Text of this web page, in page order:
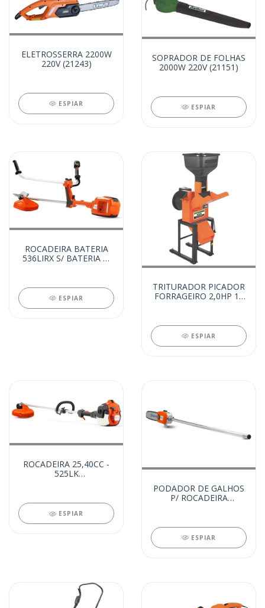
ELETROSSERRA 2200W
220V (21243)
ESPIAR
SOPRADOR DE FOLHAS
2000W 220V (21151)
ESPIAR
ROCADEIRA BATERIA
536LIRX S/ BATERIA S/
ESPIAR
TRITURADOR PICADOR
FORRAGEIRO 2,0HP 10
ESPIAR
ROCADEIRA 25,40CC -
525LK
ESPIAR
PODADOR DE GALHOS
P/ ROCADEIRA
ESPIAR